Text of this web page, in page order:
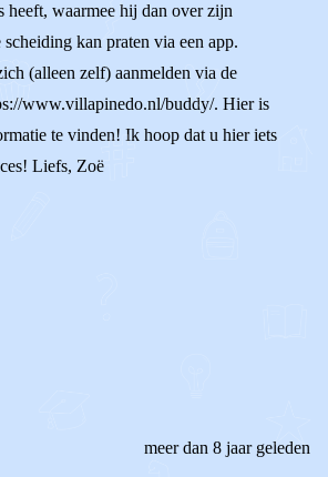
heeft, waarmee hij dan over zijn
kan praten via een app.
(alleen zelf) aanmelden via de
www.villapinedo.nl/buddy/. Hier is
te vinden! Ik hoop dat u hier iets
Liefs, Zoë
meer dan 8 jaar geleden